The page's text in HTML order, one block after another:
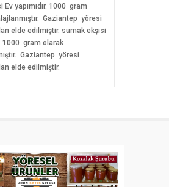
yapımıdır. 1000 gram
Gaziantep yöresi
elde edilmiştir. sumak ekşisi
1000 gram olarak
Gaziantep yöresi
elde edilmiştir.